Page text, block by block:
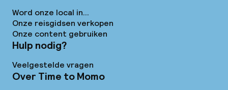
Word onze local in...
Onze reisgidsen verkopen
Onze content gebruiken
Hulp nodig?
Veelgestelde vragen
Over Time to Momo